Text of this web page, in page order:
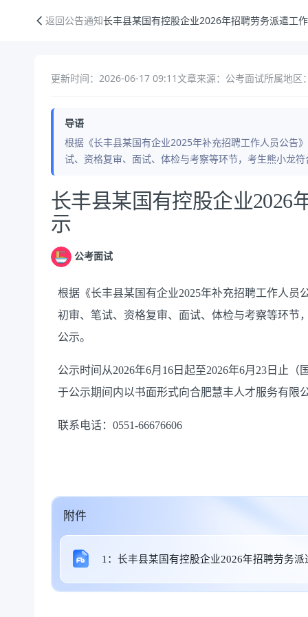
返回公告通知长丰县某国有控股企业2026年招聘劳务派遣工
更新时间：2026-06-17 09:11文章来源：公考面试所属地区
导语
根据《长丰县某国有企业2025年补充招聘工作人员公告
试、资格复审、面试、体检与考察等环节，考生熊小龙
公告正文
长丰县某国有控股企业2026
示
公考面试
根据《长丰县某国有企业2025年补充招聘工作人
初审、笔试、资格复审、面试、体检与考察等环节
公示。
公示时间从2026年6月16日起至2026年6月23日止
于公示期间内以书面形式向合肥慧丰人才服务有限
联系电话：0551-66676606
附件
1：长丰县某国有控股企业2026年招聘劳务